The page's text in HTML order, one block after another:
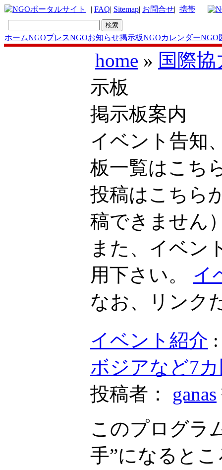
| FAQ| Sitemap| お問合せ| 携帯|
ホームNGOプレスNGOお知らせ掲示板NGOカレンダーNGO
home » 国際
示板
掲示板案内
イベント告知
板一覧はこ
投稿はこち
稿できません
また、イベン
用下さい。 イ
なお、リンク
イベント紹介
ボジアなど7
投稿者： ganas
このプログラ
手”になると